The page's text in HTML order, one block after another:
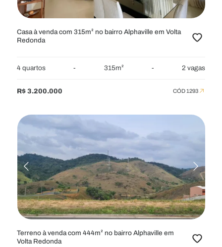
QUARTOS
VAGAS
BANHEIROS
CARACTERÍSTICAS
MOBILIADOS
Casa à venda com 315m² no bairro Alphaville em Volta
Redonda
4 quartos - 315m² - 2 vagas
R$ 3.200.000 CÓD 1293
Terreno à venda com 444m² no bairro Alphaville em
Volta Redonda